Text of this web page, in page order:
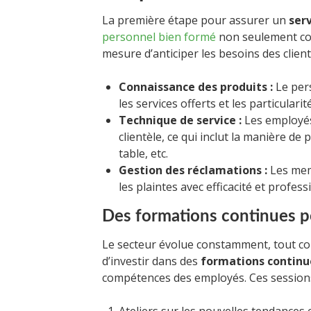
La première étape pour assurer un
personnel bien formé non seulement
mesure d’anticiper les besoins des
Connaissance des produits : Le
les services offerts et les
Technique de service : Les
clientèle, ce qui inclut la manière de
table, etc.
Gestion des réclamations : Les
les plaintes avec efficacité et
Des formations continues
Le secteur évolue constamment, tout
d’investir dans des formations
compétences des employés. Ces